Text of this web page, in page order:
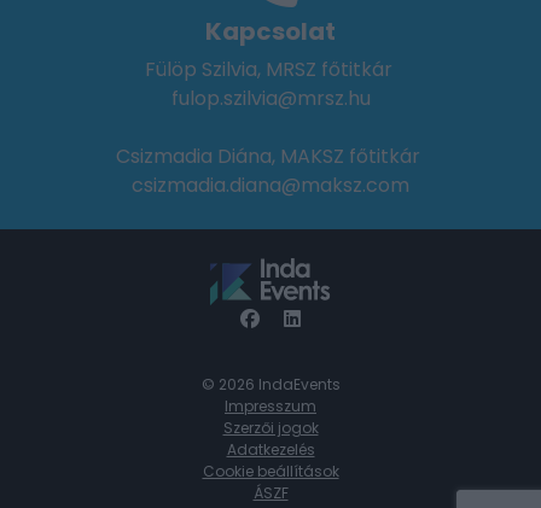
Kapcsolat
Fülöp Szilvia, MRSZ főtitkár
fulop.szilvia@mrsz.hu
Csizmadia Diána, MAKSZ főtitkár
csizmadia.diana@maksz.com
© 2026 IndaEvents
Impresszum
Szerzői jogok
Adatkezelés
Cookie beállítások
ÁSZF